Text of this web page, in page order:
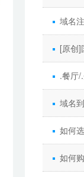
域名
[原创]
.餐厅/
域名
如何
如何